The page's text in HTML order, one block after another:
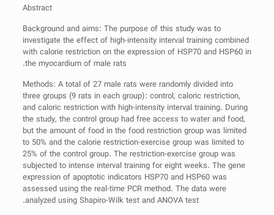
Abstract
Background and aims: The purpose of this study was to
investigate the effect of high-intensity interval training combined
with calorie restriction on the expression of HSP70 and HSP60 in
the myocardium of male rats.
Methods: A total of 27 male rats were randomly divided into
three groups (9 rats in each group): control, caloric restriction,
and caloric restriction with high-intensity interval training. During
the study, the control group had free access to water and food,
but the amount of food in the food restriction group was limited
to 50% and the calorie restriction-exercise group was limited to
25% of the control group. The restriction-exercise group was
subjected to intense interval training for eight weeks. The gene
expression of apoptotic indicators HSP70 and HSP60 was
assessed using the real-time PCR method. The data were
analyzed using Shapiro-Wilk test and ANOVA test.